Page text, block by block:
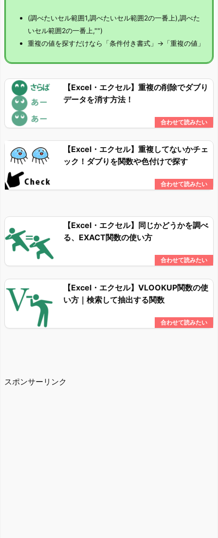
(調べたいセル範囲1,調べたいセル範囲2の一番上),調べた
いセル範囲2の一番上,"")
重複の値を探すだけなら「条件付き書式」→「重複の値」
【Excel・エクセル】重複の削除でダブり
データを消す方法！
【Excel・エクセル】重複してないかチェ
ック！ダブりを関数や色付けで探す
【Excel・エクセル】同じかどうかを調べ
る、EXACT関数の使い方
【Excel・エクセル】VLOOKUP関数の使
い方｜検索して抽出する関数
スポンサーリンク